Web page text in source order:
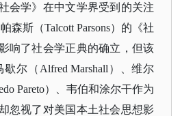
会学》在中文学界受到的关注
森斯（Talcott Parsons）的《社
响了社会学正典的确立，但该
尔（Alfred Marshall）、维尔
Pareto）、韦伯和涂尔干作为
忽视了对美国本土社会思想影